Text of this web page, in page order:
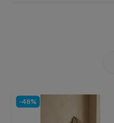
-48%